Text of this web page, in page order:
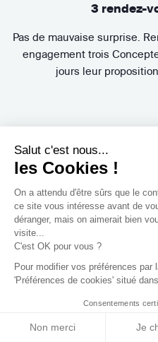
Salut c'est nous...
les Cookies !
On a attendu d'être sûrs que le
ce site vous intéresse avant de
déranger, mais on aimerait bien
visite...
C'est OK pour vous ?
Pour modifier vos préférences
'Préférences de cookies' situé
Consentements
Non merci Je
3 rendez-
Pas de mauvaise surprise.
engagement trois
jours leur
Trouvez le
le plus